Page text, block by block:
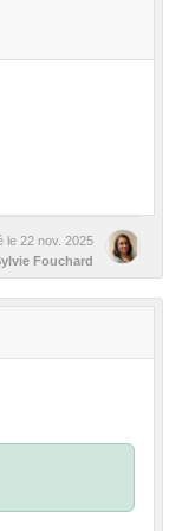
le 22 nov. 2025
Fouchard